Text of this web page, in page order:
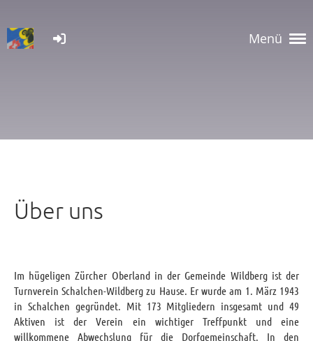
Menü
Über uns
Im hügeligen Zürcher Oberland in der Gemeinde Wildberg ist der
Turnverein Schalchen-Wildberg zu Hause. Er wurde am 1. März 1943
in Schalchen gegründet. Mit 173 Mitgliedern insgesamt und 49
Aktiven ist der Verein ein wichtiger Treffpunkt und eine
willkommene Abwechslung für die Dorfgemeinschaft. In den